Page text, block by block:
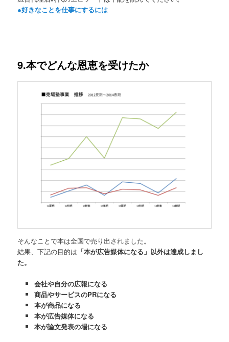
●好きなことを仕事にするには
9.本でどんな恩恵を受けたか
そんなことで本は全国で売り出されました。
結果、下記の目的は 「本が広告媒体になる」以外は達成しまし
た。
会社や自分の広報になる
商品やサービスのPRになる
本が商品になる
本が広告媒体になる
本が論文発表の場になる